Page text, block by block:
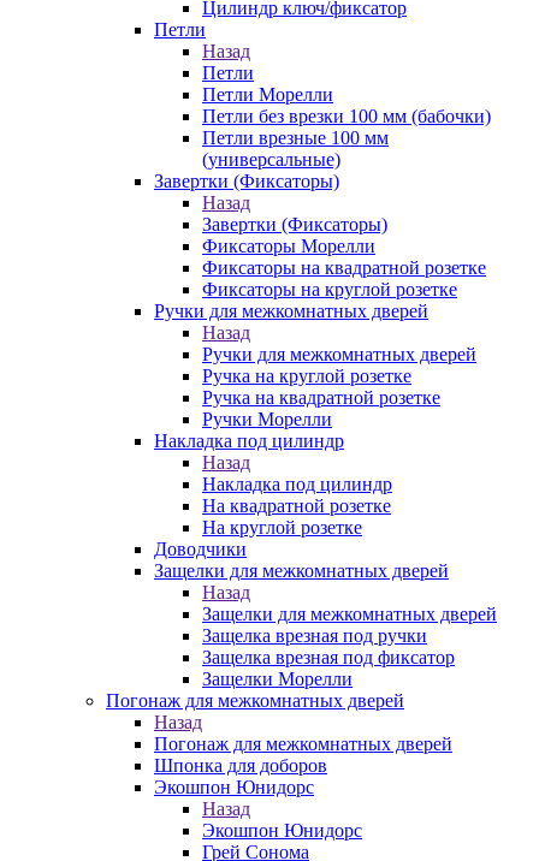
Цилиндр ключ/фиксатор
Петли
Назад
Петли
Петли Морелли
Петли без врезки 100 мм (бабочки)
Петли врезные 100 мм
(универсальные)
Завертки (Фиксаторы)
Назад
Завертки (Фиксаторы)
Фиксаторы Морелли
Фиксаторы на квадратной розетке
Фиксаторы на круглой розетке
Ручки для межкомнатных дверей
Назад
Ручки для межкомнатных дверей
Ручка на круглой розетке
Ручка на квадратной розетке
Ручки Морелли
Накладка под цилиндр
Назад
Накладка под цилиндр
На квадратной розетке
На круглой розетке
Доводчики
Защелки для межкомнатных дверей
Назад
Защелки для межкомнатных дверей
Защелка врезная под ручки
Защелка врезная под фиксатор
Защелки Морелли
Погонаж для межкомнатных дверей
Назад
Погонаж для межкомнатных дверей
Шпонка для доборов
Экошпон Юнидорс
Назад
Экошпон Юнидорс
Грей Сонома